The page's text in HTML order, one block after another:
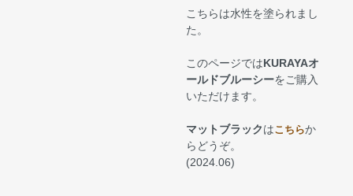
こちらは水性を塗られまし
た。
このページではKURAYAオ
ールドブルーシーをご購入
いただけます。
マットブラックはこちらか
らどうぞ。
(2024.06)